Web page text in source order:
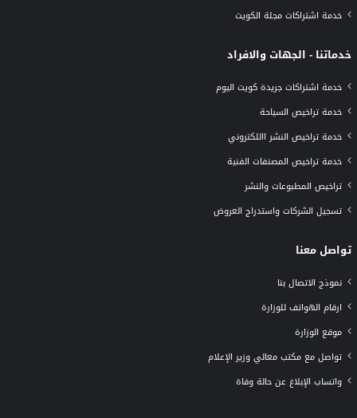
خدمة اشتراكات مجلة الكويت
خدماتنا - الجهات والافراد
خدمة اشتراكات جريدة كويت اليوم
خدمة تراخيص السياحة
خدمة تراخيص النشر االلكتروني
خدمة تراخيص المصنفات الفنية
تراخيص المطبوعات والنشر
تسجيل الشركات واستدراج العروض
تواصل معنا
نموذج الاتصال بنا
ارقام الهواتف للوزارة
موقع الوزارة
تواصل مع مكتب معالي وزير الإعلام
واتساب الإبلاغ عن حالة وفاة